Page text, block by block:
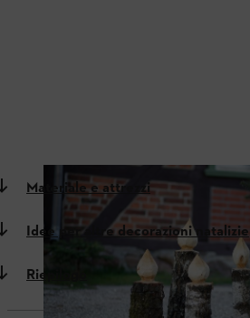
Materiale e attrezzi
Idee per altre decorazioni natalizie
Riepilogo